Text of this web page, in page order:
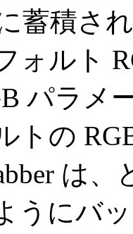
蓄積さ
ォルト
パラメ
トの
は
うにバ